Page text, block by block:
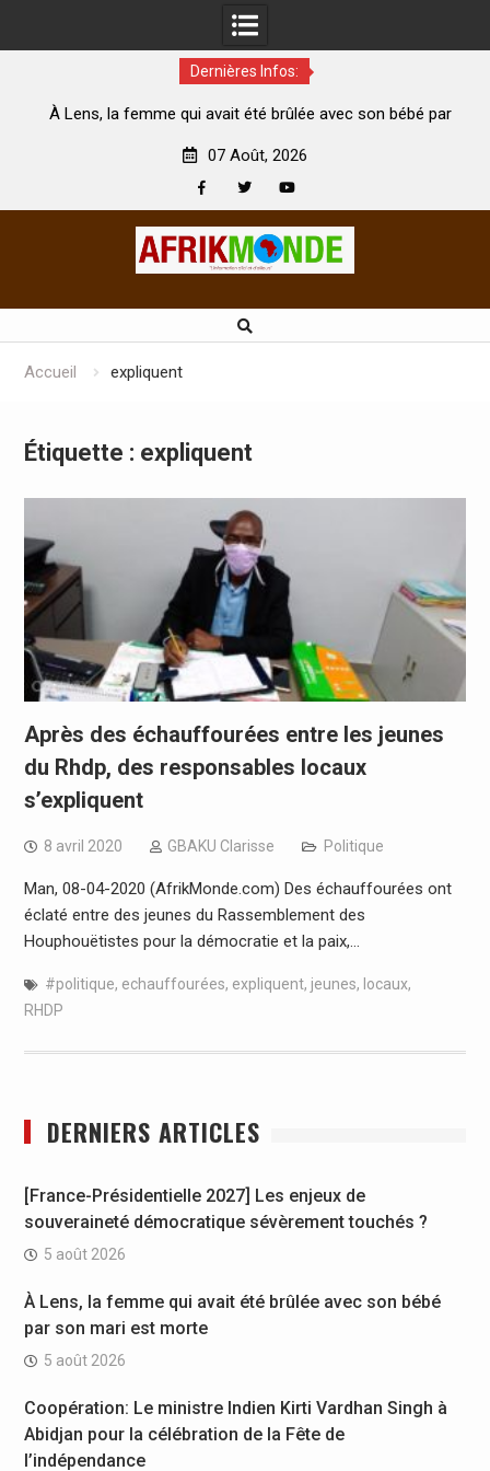
Dernières Infos:
la femme qui avait été brûlée avec son bébé par
07 Août, 2026
Accueil expliquent
Étiquette : expliquent
Après des échauffourées entre les jeunes
du Rhdp, des responsables locaux
s’expliquent
8 avril 2020 GBAKU Clarisse Politique
Man, 08-04-2020 (AfrikMonde.com) Des échauffourées ont
éclaté entre des jeunes du Rassemblement des
Houphouëtistes pour la démocratie et la paix,…
#politique, echauffourées, expliquent, jeunes, locaux,
RHDP
DERNIERS ARTICLES
[France-Présidentielle 2027] Les enjeux de
souveraineté démocratique sévèrement touchés ?
5 août 2026
À Lens, la femme qui avait été brûlée avec son bébé
par son mari est morte
5 août 2026
Coopération: Le ministre Indien Kirti Vardhan Singh à
Abidjan pour la célébration de la Fête de
l’indépendance